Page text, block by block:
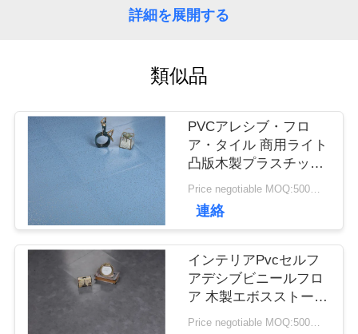
ア
詳細を展開する
類似品
PVCアレシブ・フロ
ア・タイル 商用ライト
凸版木製プラスチッ
ク・フロア・タイル Price negotiable MOQ:500平方メートル
連絡
インテリアPvcセルフ
アデシブビニールフロ
ア 木製エボスストーン
タイルオーク
Price negotiable MOQ:500平方メートル